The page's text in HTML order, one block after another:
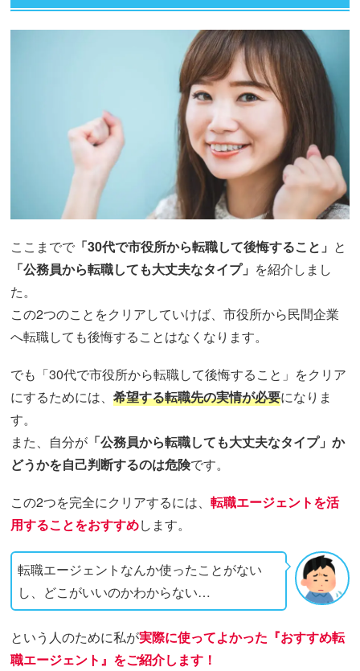
ここまでで 「30代で市役所から転職して後悔すること」 と
「公務員から転職しても大丈夫なタイプ」 を紹介しまし
た。
この2つのことをクリアしていけば、市役所から民間企業
へ転職しても後悔することはなくなります。
でも「30代で市役所から転職して後悔すること」をクリア
にするためには、希望する転職先の実情が必要になりま
す。
また、自分が 「公務員から転職しても大丈夫なタイプ」か
どうかを自己判断するのは危険です。
この2つを完全にクリアするには、転職エージェントを活
用することをおすすめします。
転職エージェントなんか使ったことがない
し、どこがいいのかわからない…
という人のために私が実際に使ってよかった『おすすめ転
職エージェント』をご紹介します！